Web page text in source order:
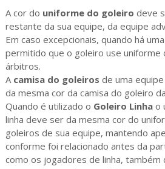
A cor do uniforme do goleiro deve
restante da sua equipe, da equipe
Em caso excepcionais, quando há
permitido que o goleiro use uniforme
árbitros.
A camisa do goleiros de uma
da mesma cor da camisa do goleiro
Quando é utilizado o Goleiro Linhao
linha deve ser da mesma cor do
goleiros de sua equipe, mantendo
conforme foi relacionado antes da
como os jogadores de linha, também